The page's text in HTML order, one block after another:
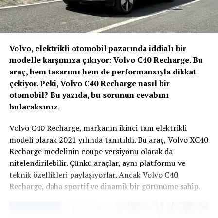
road yetenekleri kazandıracak şekilde tasarlanmış. D-
Max 1 ton yük taşıma kapasitesine 3500 kg römork
çekme kapasitesi ile beklentileri en iyi şekilde karşılıyor.
Isuzu D-Max’in iç mekan genişliği konusunda kesinlikle
Volvo, elektrikli otomobil pazarında iddialı bir
modelle karşımıza çıkıyor: Volvo C40 Recharge. Bu
araç, hem tasarımı hem de performansıyla dikkat
çekiyor. Peki, Volvo C40 Recharge nasıl bir
otomobil? Bu yazıda, bu sorunun cevabını
bulacaksınız.
Volvo C40 Recharge, markanın ikinci tam elektrikli
modeli olarak 2021 yılında tanıtıldı. Bu araç, Volvo XC40
Recharge modelinin coupe versiyonu olarak da
nitelendirilebilir. Çünkü araçlar, aynı platformu ve
teknik özellikleri paylaşıyorlar. Ancak Volvo C40
Recharge, daha sportif ve dinamik bir görünüme sahip.